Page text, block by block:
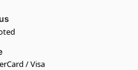
/ Visa